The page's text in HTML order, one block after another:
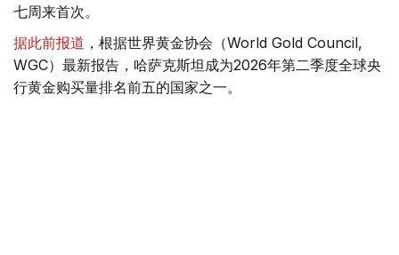
七周来首次。
据此前报道 ，根据世界黄金协会（World Gold Council,
WGC）最新报告，哈萨克斯坦成为2026年第二季度全球央
行黄金购买量排名前五的国家之一。